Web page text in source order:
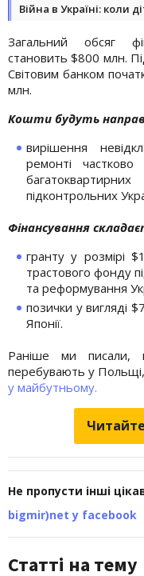
Війна в Україні: коли
Загальний обсяг
становить $800 млн.
Світовим банком
млн.
Кошти будуть
вирішення
ремонті
підконтрольних
Фінансування
гранту у розмірі
трастового фонду
та реформування
позички у вигляді
Японії.
Раніше ми писали,
перебувають у
у майбутньому.
Не пропусти інші
bigmir)net у facebook
Статті на тему